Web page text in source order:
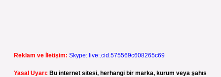
Reklam ve İletişim: Skype: live:.cid.575569c608265c69
Yasal Uyarı: Bu internet sitesi, herhangi bir marka, kurum veya şahıs